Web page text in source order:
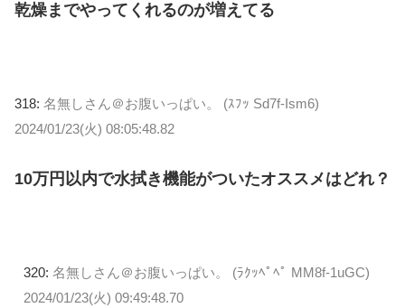
乾燥までやってくれるのが増えてる
318: 名無しさん＠お腹いっぱい。 (ｽﾌｯ Sd7f-Ism6)
2024/01/23(火) 08:05:48.82
10万円以内で水拭き機能がついたオススメはどれ？
320: 名無しさん＠お腹いっぱい。 (ﾗｸｯﾍﾟﾍﾟ MM8f-1uGC)
2024/01/23(火) 09:49:48.70